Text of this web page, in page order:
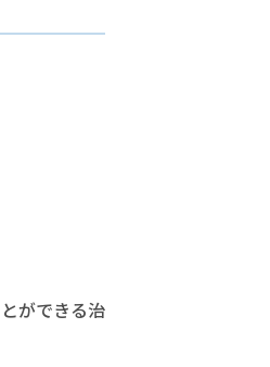
ができる治